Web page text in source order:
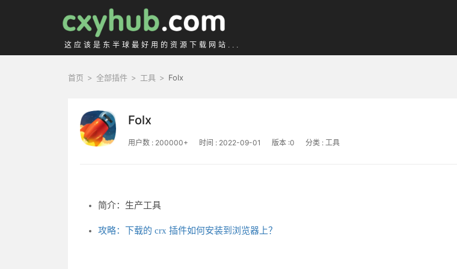
这应该是东半球最好用的资源下载网站...
首页 > 全部插件 > 工具 > Folx
Folx
用户数 : 200000+ 时间 : 2022-09-01 版本 :0 分类 : 工具
简介：生产工具
攻略：下载的 crx 插件如何安装到浏览器上？